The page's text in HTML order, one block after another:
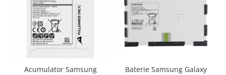
Huawei
Samsung
Vodafone
Acumulator Samsung
Baterie Samsung Galaxy